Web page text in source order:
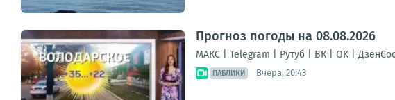
Прогноз погоды на 08.08.2026
МАКС | Telegram | Рутуб | ВК | OK |
ПАБЛИКИ Вчера, 20:43